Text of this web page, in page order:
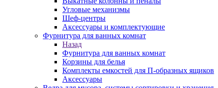
Угловые механизмы
Шеф-центры
Аксессуары и комплектующие
Фурнитура для ванных комнат
Назад
Фурнитура для ванных комнат
Корзины для белья
Комплекты емкостей для П-образных ящиков
Аксессуары